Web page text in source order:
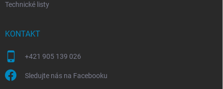
Technické listy
KONTAKT
+421 905 139 026
Sledujte nás na Facebooku